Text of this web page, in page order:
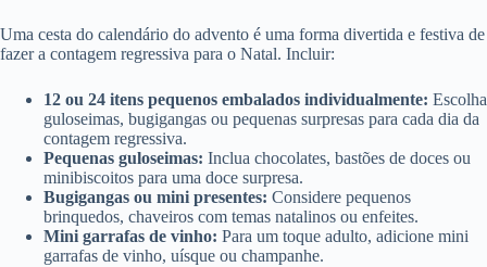
Uma cesta do calendário do advento é uma forma divertida e festiva de
fazer a contagem regressiva para o Natal. Incluir:
12 ou 24 itens pequenos embalados individualmente: Escolha
guloseimas, bugigangas ou pequenas surpresas para cada dia da
contagem regressiva.
Pequenas guloseimas: Inclua chocolates, bastões de doces ou
minibiscoitos para uma doce surpresa.
Bugigangas ou mini presentes: Considere pequenos
brinquedos, chaveiros com temas natalinos ou enfeites.
Mini garrafas de vinho: Para um toque adulto, adicione mini
garrafas de vinho, uísque ou champanhe.